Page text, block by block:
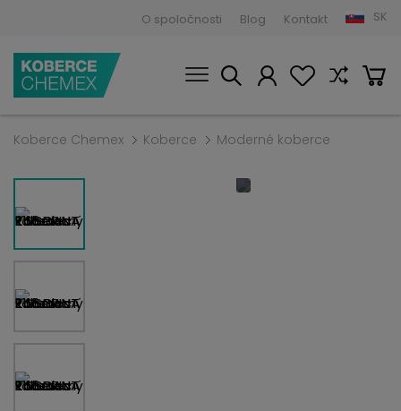
O spoločnosti Blog Kontakt SK
Koberce Chemex Koberce Moderné koberce